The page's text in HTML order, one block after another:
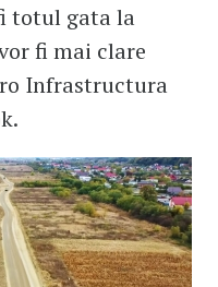
totul gata la
fi mai clare
Infrastructura